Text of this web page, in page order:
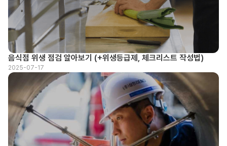
음식점 위생 점검 알아보기 (+위생등급제, 체크리스트 작성법)
2025-07-17